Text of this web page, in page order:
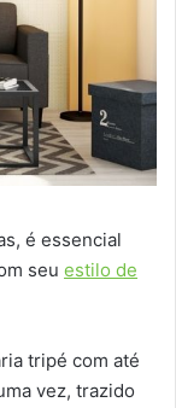
é essencial
seu estilo de
tripé com até
vez, trazido